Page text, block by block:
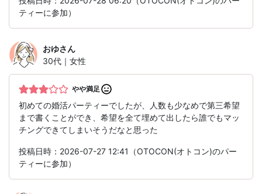
ティーに参加）
おゆさん
30代｜女性
やや満足
初めての婚活パーティーでしたが、人数も少なめで第三希望
まで書くことができ、希望を全て埋めて出したら誰でもマッ
チングできてしまいそうだなと思った
投稿日時：2026-07-27 12:41（OTOCON(オトコン)のパー
ティーに参加）